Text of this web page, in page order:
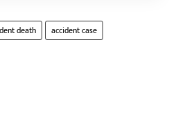
death accident case